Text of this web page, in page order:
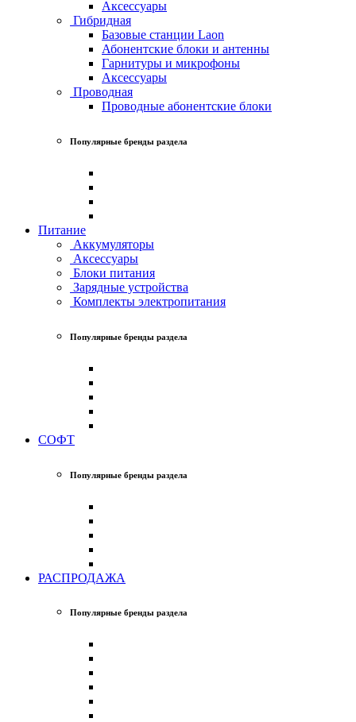
Аксессуары
Гибридная
Базовые станции Laon
Абонентские блоки и антенны
Гарнитуры и микрофоны
Аксессуары
Проводная
Проводные абонентские блоки
Популярные бренды раздела
Питание
Аккумуляторы
Аксессуары
Блоки питания
Зарядные устройства
Комплекты электропитания
Популярные бренды раздела
СОФТ
Популярные бренды раздела
РАСПРОДАЖА
Популярные бренды раздела